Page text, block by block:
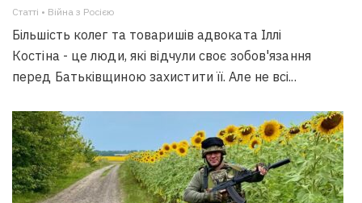
Статті • Війна з Росією
Більшість колег та товаришів адвоката Іллі
Костіна - це люди, які відчули своє зобов'язання
перед Батьківщиною захистити її. Але не всі...